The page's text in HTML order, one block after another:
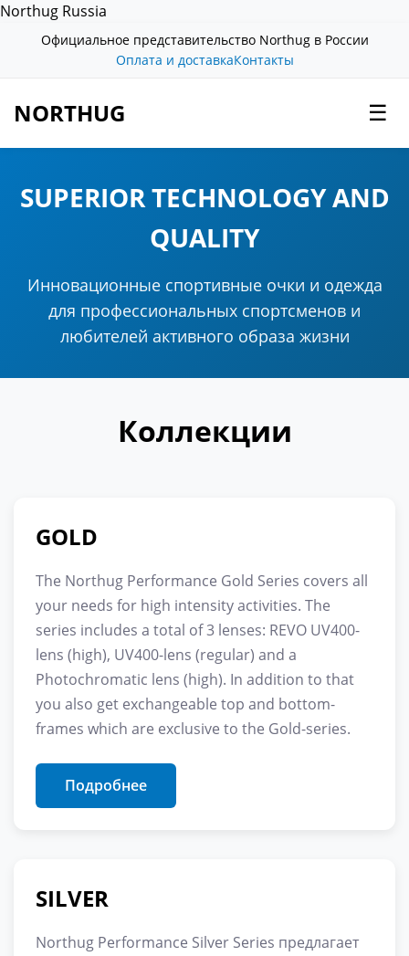
Northug Russia
Официальное представительство Northug в России
Оплата и доставкаКонтакты
NORTHUG ☰
SUPERIOR TECHNOLOGY AND
QUALITY
Инновационные спортивные очки и одежда
для профессиональных спортсменов и
любителей активного образа жизни
Коллекции
GOLD
The Northug Performance Gold Series covers all
your needs for high intensity activities. The
series includes a total of 3 lenses: REVO UV400-
lens (high), UV400-lens (regular) and a
Photochromatic lens (high). In addition to that
you also get exchangeable top and bottom-
frames which are exclusive to the Gold-series.
Подробнее
SILVER
Northug Performance Silver Series предлагает